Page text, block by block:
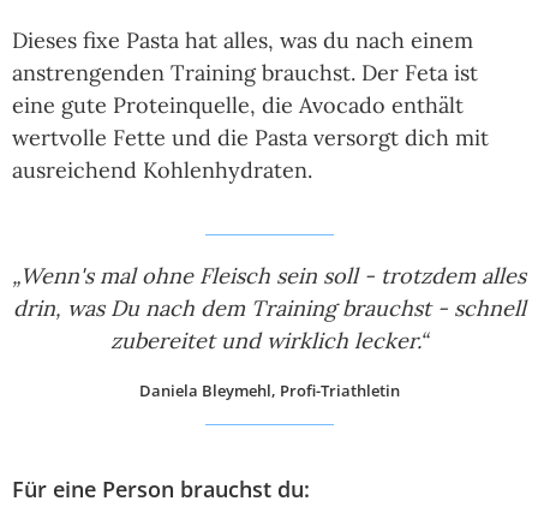
Dieses fixe Pasta hat alles, was du nach einem
anstrengenden Training brauchst. Der Feta ist
eine gute Proteinquelle, die Avocado enthält
wertvolle Fette und die Pasta versorgt dich mit
ausreichend Kohlenhydraten.
„Wenn's mal ohne Fleisch sein soll - trotzdem alles
drin, was Du nach dem Training brauchst - schnell
zubereitet und wirklich lecker.“
Daniela Bleymehl, Profi-Triathletin
Für eine Person brauchst du: